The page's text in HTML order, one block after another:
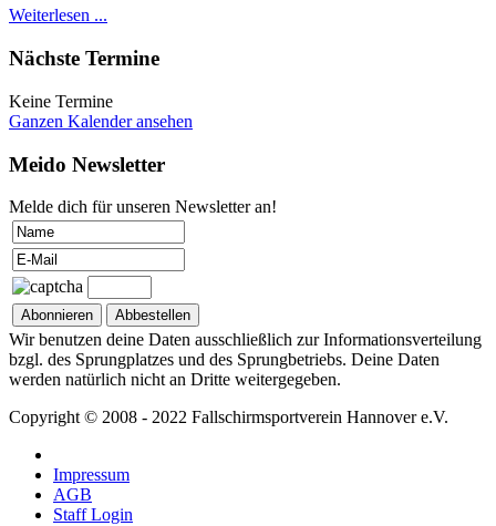
Weiterlesen ...
Nächste Termine
Keine Termine
Ganzen Kalender ansehen
Meido Newsletter
Melde dich für unseren Newsletter an!
Wir benutzen deine Daten ausschließlich zur Informationsverteilung
bzgl. des Sprungplatzes und des Sprungbetriebs. Deine Daten
werden natürlich nicht an Dritte weitergegeben.
Copyright © 2008 - 2022 Fallschirmsportverein Hannover e.V.
Impressum
AGB
Staff Login